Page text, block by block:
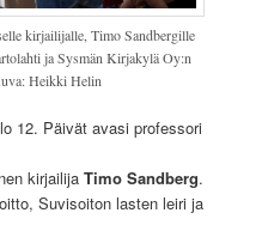
kirjailijalle, Timo Sandbergille
ja Sysmän Kirjakylä Oy:n
Heikki Helin
12. Päivät avasi professori
kirjailijaTimo Sandberg.
Suvisoiton lasten leiri ja